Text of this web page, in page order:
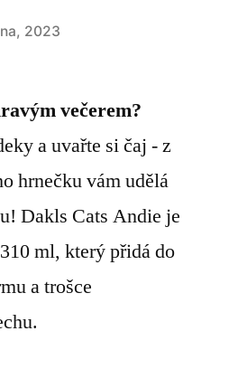
2023
večerem?
a uvařte si čaj - z
hrnečku vám udělá
Dakls Cats Andie je
ml, který přidá do
a trošce